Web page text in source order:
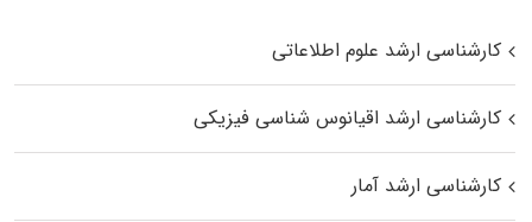
کارشناسی ارشد علوم اطلاعاتی
کارشناسی ارشد اقیانوس‌ شناسی فیزیکی
کارشناسی ارشد آمار